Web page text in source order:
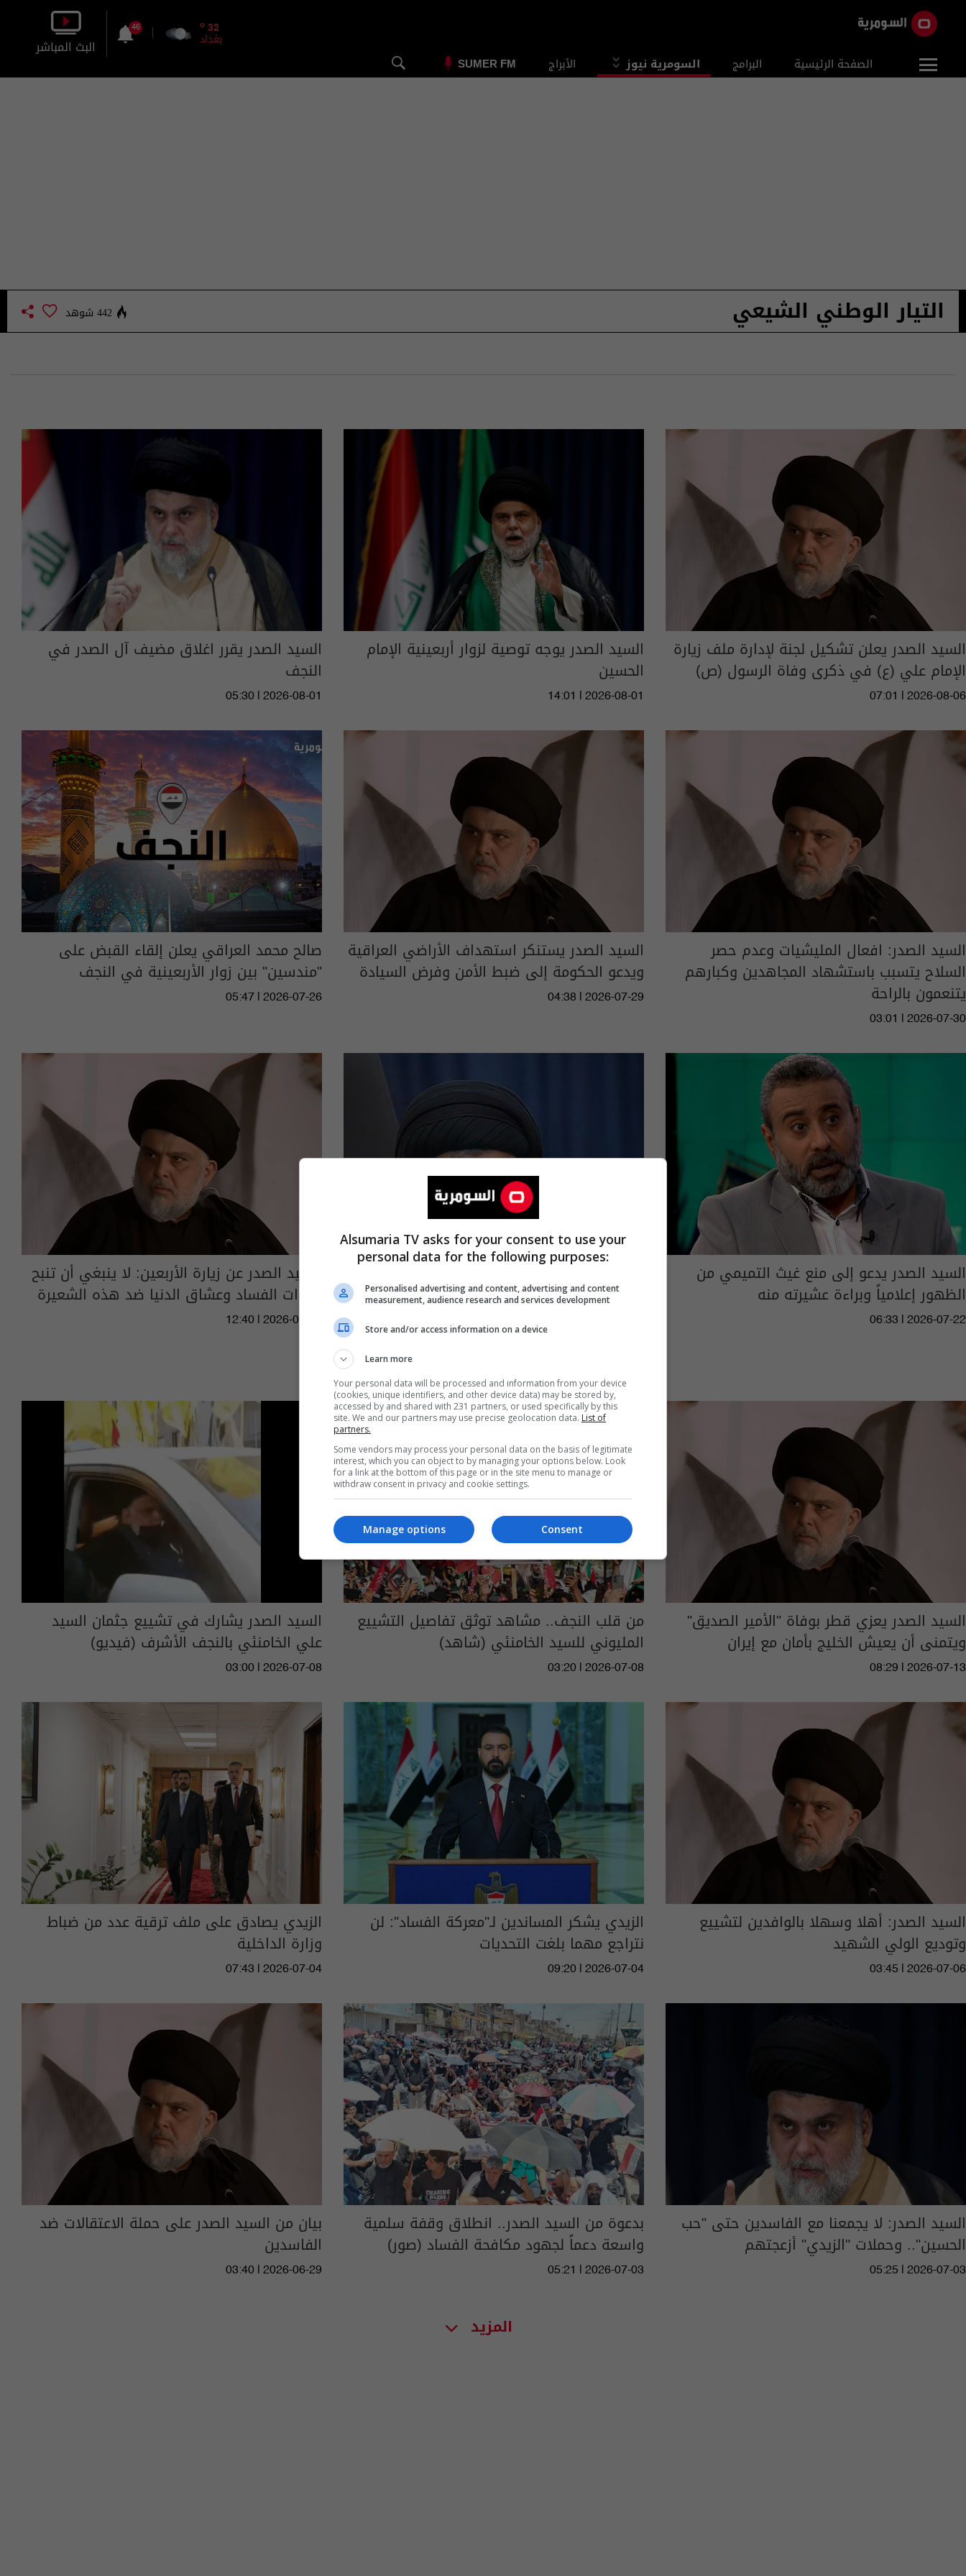
الصفحة الرئيسية البرامج السومرية نيوز الأبراج SUMER FM
32
o
بغداد
46
البث المباشر
التيار الوطني الشيعي 442 شوهد
السيد الصدر يعلن تشكيل لجنة لإدارة ملف زيارة
الإمام علي (ع) في ذكرى وفاة الرسول (ص)
07:01 | 2026-08-06
السيد الصدر يوجه توصية لزوار أربعينية الإمام
الحسين
14:01 | 2026-08-01
السيد الصدر يقرر اغلاق مضيف آل الصدر في
النجف
05:30 | 2026-08-01
السيد الصدر: افعال المليشيات وعدم حصر
السلاح يتسبب باستشهاد المجاهدين وكبارهم
يتنعمون بالراحة
03:01 | 2026-07-30
السيد الصدر يستنكر استهداف الأراضي العراقية
ويدعو الحكومة إلى ضبط الأمن وفرض السيادة
04:38 | 2026-07-29
صالح محمد العراقي يعلن إلقاء القبض على
"مندسين" بين زوار الأربعينية في النجف
05:47 | 2026-07-26
السيد الصدر يدعو إلى منع غيث التميمي من
الظهور إعلامياً وبراءة عشيرته منه
06:33 | 2026-07-22
بعد تتويجها بكأس العالم 2026.. السيد مقتدى
الصدر: شكرا إسبانيا
السيد الصدر عن زيارة الأربعين: لا ينبغي أن تنبح
أصوات الفساد وعشاق الدنيا ضد هذه الشعيرة
12:40 | 2026-07-16
السيد الصدر يعزي قطر بوفاة "الأمير الصديق"
ويتمنى أن يعيش الخليج بأمان مع إيران
08:29 | 2026-07-13
من قلب النجف.. مشاهد توثق تفاصيل التشييع
المليوني للسيد الخامنئي (شاهد)
03:20 | 2026-07-08
السيد الصدر يشارك في تشييع جثمان السيد
علي الخامنئي بالنجف الأشرف (فيديو)
03:00 | 2026-07-08
السيد الصدر: أهلا وسهلا بالوافدين لتشييع
وتوديع الولي الشهيد
03:45 | 2026-07-06
الزيدي يشكر المساندين لـ"معركة الفساد": لن
نتراجع مهما بلغت التحديات
09:20 | 2026-07-04
الزيدي يصادق على ملف ترقية عدد من ضباط
وزارة الداخلية
07:43 | 2026-07-04
السيد الصدر: لا يجمعنا مع الفاسدين حتى "حب
الحسين".. وحملات "الزيدي" أزعجتهم
05:25 | 2026-07-03
بدعوة من السيد الصدر.. انطلاق وقفة سلمية
واسعة دعماً لجهود مكافحة الفساد (صور)
05:21 | 2026-07-03
بيان من السيد الصدر على حملة الاعتقالات ضد
الفاسدين
03:40 | 2026-06-29
المزيد
Alsumaria TV asks for your consent to use your
personal data for the following purposes:
Personalised advertising and content, advertising and content
measurement, audience research and services development
Store and/or access information on a device
Learn more
Your personal data will be processed and information from your device
(cookies, unique identifiers, and other device data) may be stored by,
accessed by and shared with 231 partners, or used specifically by this
site. We and our partners may use precise geolocation data. List of
partners.
Some vendors may process your personal data on the basis of legitimate
interest, which you can object to by managing your options below. Look
for a link at the bottom of this page or in the site menu to manage or
withdraw consent in privacy and cookie settings.
Consent
Manage options